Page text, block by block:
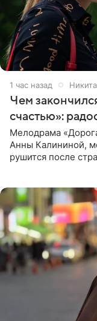
1 час назад
Чем
счастью»:
Мелодрама
Анны Калининой,
рушится после